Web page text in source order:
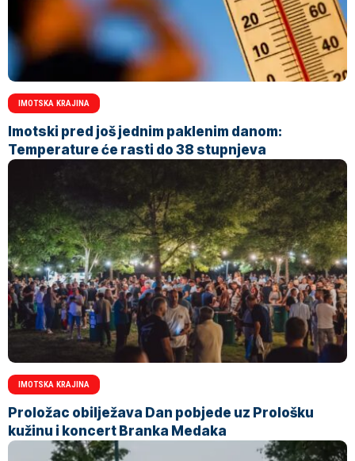
IMOTSKA KRAJINA
Imotski pred još jednim paklenim danom:
Temperature će rasti do 38 stupnjeva
IMOTSKA KRAJINA
Proložac obilježava Dan pobjede uz Prološku
kužinu i koncert Branka Medaka